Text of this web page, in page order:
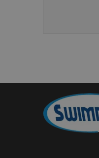
Scomparto
Tomaia:
Fodera: